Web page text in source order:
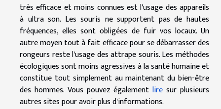
très efficace et moins connues est l'usage des appareils
à ultra son. Les souris ne supportent pas de hautes
fréquences, elles sont obligées de fuir vos locaux. Un
autre moyen tout à fait efficace pour se débarrasser des
rongeurs reste l'usage des attrape souris. Les méthodes
écologiques sont moins agressives à la santé humaine et
constitue tout simplement au maintenant du bien-être
des hommes. Vous pouvez égalementlire sur plusieurs
autres sites pour avoir plus d'informations.